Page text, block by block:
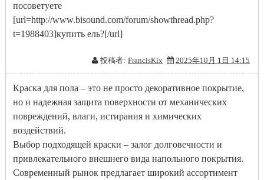
посоветуете
[url=http://www.bisound.com/forum/showthread.php?
t=1988403]купить ель?[/url]
投稿者: FrancisKix 2025年10月 1日 14:15
Краска для пола – это не просто декоративное покрытие,
но и надежная защита поверхности от механических
повреждений, влаги, истирания и химических
воздействий.
Выбор подходящей краски – залог долговечности и
привлекательного внешнего вида напольного покрытия.
Современный рынок предлагает широкий ассортимент